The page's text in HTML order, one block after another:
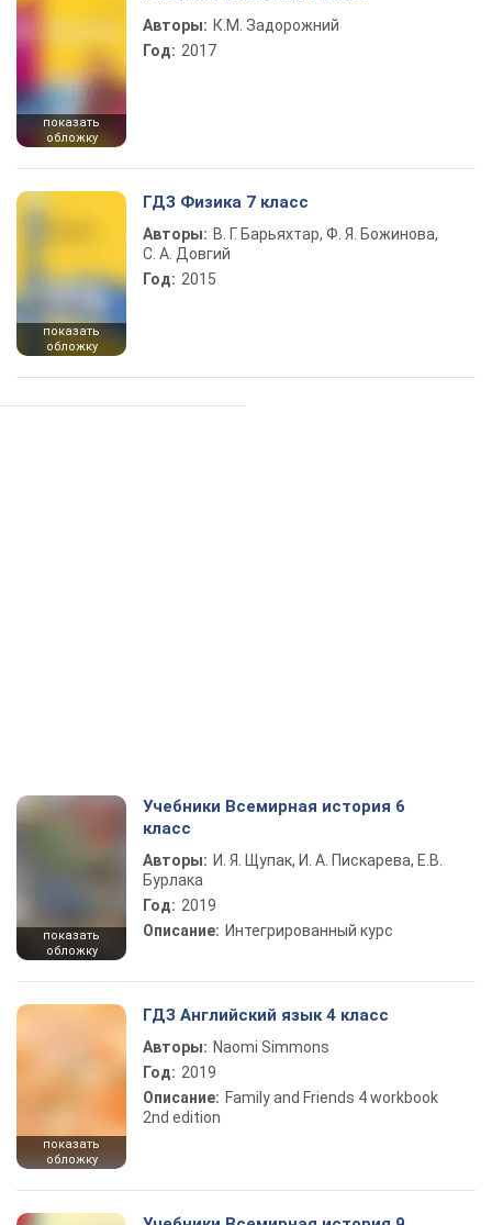
показать
обложку
Авторы: К.М. Задорожний
Год: 2017
показать
обложку
ГДЗ Физика 7 класс
Авторы: В. Г. Барьяхтар, Ф. Я. Божинова,
С. А. Довгий
Год: 2015
показать
обложку
Учебники Всемирная история 6
класс
Авторы: И. Я. Щупак, И. А. Пискарева, Е.В.
Бурлака
Год: 2019
Описание: Интегрированный курс
показать
обложку
ГДЗ Английский язык 4 класс
Авторы: Naomi Simmons
Год: 2019
Описание: Family and Friends 4 workbook
2nd edition